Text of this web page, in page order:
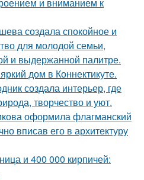
и вниманием к
создала спокойное и
для молодой семьи,
и выдержанной палитре.
дом в Коннектикуте.
создала интерьер, где
творчество и уют.
оформила флагманский
вписав его в архитектуру
и 400 000 кирпичей: